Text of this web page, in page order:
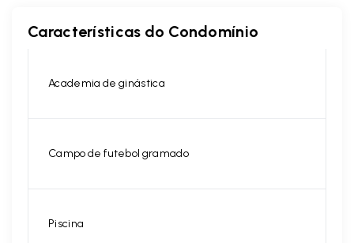
Características do Condomínio
Academia de ginástica
Campo de futebol gramado
Piscina